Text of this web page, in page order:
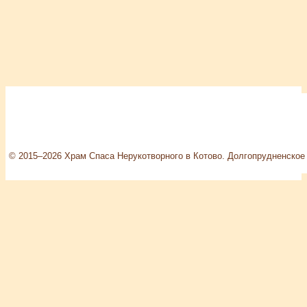
© 2015–2026 Храм Спаса Нерукотворного в Котово.